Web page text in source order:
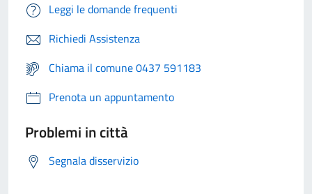
Leggi le domande frequenti
Richiedi Assistenza
Chiama il comune 0437 591183
Prenota un appuntamento
Problemi in città
Segnala disservizio